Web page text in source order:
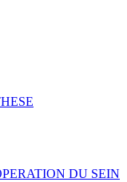
DU SEIN